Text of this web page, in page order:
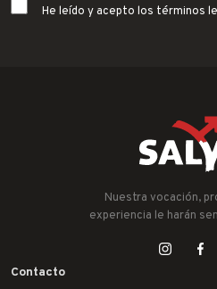
He leído y acepto los términos
Nuestra vocación,
experiencia le harán
Contacto